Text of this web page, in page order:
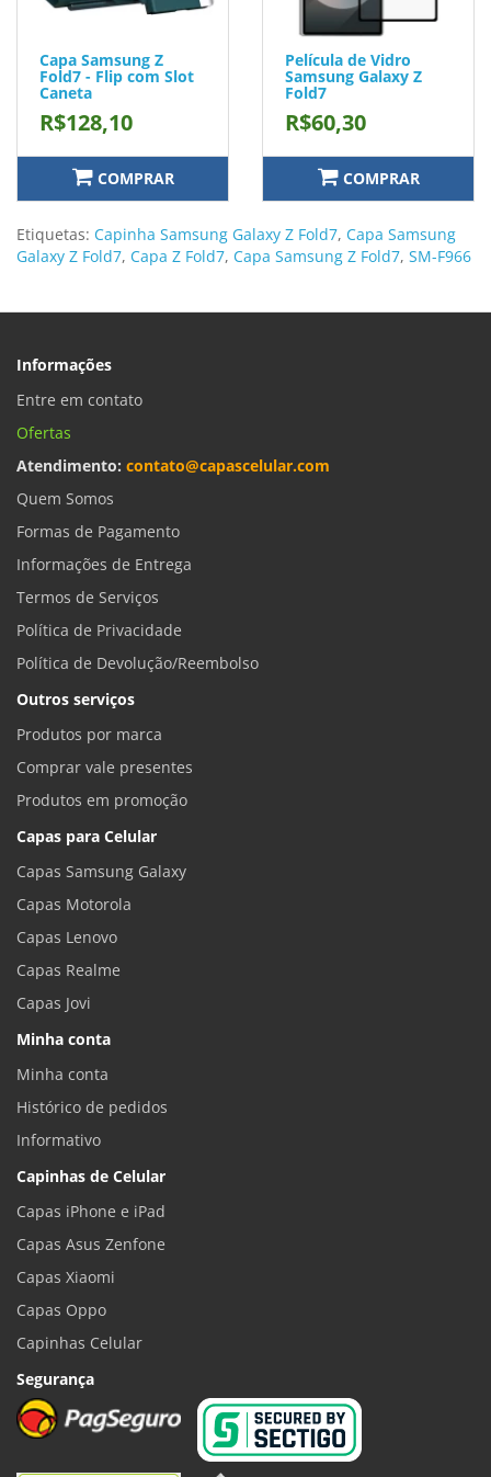
Capa Samsung Z
Fold7 - Flip com Slot
Caneta
R$128,10
COMPRAR
Película de Vidro
Samsung Galaxy Z
Fold7
R$60,30
COMPRAR
Etiquetas: Capinha Samsung Galaxy Z Fold7, Capa Samsung
Galaxy Z Fold7, Capa Z Fold7, Capa Samsung Z Fold7, SM-F966
Informações
Entre em contato
Ofertas
Atendimento: contato@capascelular.com
Quem Somos
Formas de Pagamento
Informações de Entrega
Termos de Serviços
Política de Privacidade
Política de Devolução/Reembolso
Outros serviços
Produtos por marca
Comprar vale presentes
Produtos em promoção
Capas para Celular
Capas Samsung Galaxy
Capas Motorola
Capas Lenovo
Capas Realme
Capas Jovi
Minha conta
Minha conta
Histórico de pedidos
Informativo
Capinhas de Celular
Capas iPhone e iPad
Capas Asus Zenfone
Capas Xiaomi
Capas Oppo
Capinhas Celular
Segurança